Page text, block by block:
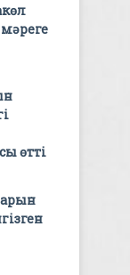
өтті